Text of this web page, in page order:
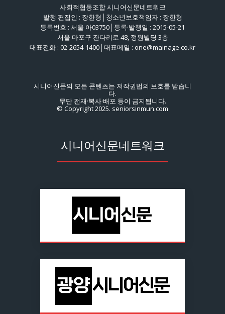
사회적협동조합 시니어신문네트워크
발행·편집인 : 장한형│청소년보호책임자 : 장한형
등록번호 : 서울 아03750│등록·발행일 : 2015-05-21
서울 마포구 잔다리로 48, 정원빌딩 3층
대표전화 : 02-2654-1400│대표메일 : one@mainage.co.kr
시니어신문의 모든 콘텐츠는 저작권법의 보호를 받습니
다.
무단 전재·복사·배포 등이 금지됩니다.
© Copyright 2025. seniorsinmun.com
시니어신문네트워크